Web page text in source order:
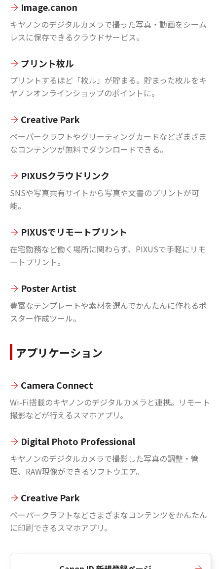
Image.canon
キヤノンのデジタルカメラで撮った写真・動画をシーム
レスに保存できるクラウドサービス。
プリント枚ル
プリントするほど「枚ル」が貯まる。貯まった枚ルをキ
ヤノンオンラインショップのポイントに。
Creative Park
ペーパークラフトやグリーティングカードなどざまざま
なコンテンツが無料でダウンロードできる。
PIXUSクラウドリンク
SNSや写真共有サイトから写真や文書のプリントが可
能。
PIXUSでリモートプリント
在宅勤務など働く場所に関わらず、PIXUSで手軽にリモ
ートプリント。
Poster Artist
豊富なテンプレートや素材を選んでかんたんに作れるポ
スター作成ツール。
アプリケーション
Camera Connect
Wi-Fi搭載のキヤノンのデジタルカメラと連携。リモート
撮影などが行えるスマホアプリ。
Digital Photo Professional
キヤノンのデジタルカメラで撮影した写真の調整・管
理、RAW現像ができるソフトウエア。
Creative Park
ペーパークラフトなどさまざまなコンテンツをかんたん
に印刷できるスマホアプリ。